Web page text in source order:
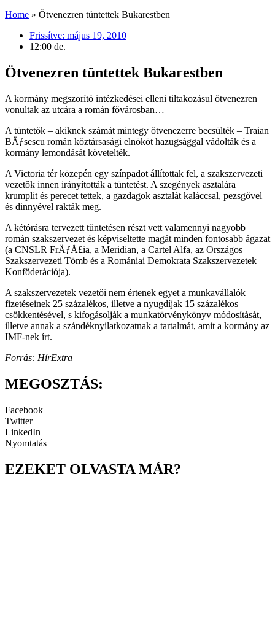
Home » Ötvenezren tüntettek Bukarestben
Frissítve: május 19, 2010
12:00 de.
Ötvenezren tüntettek Bukarestben
A kormány megszorító intézkedései elleni tiltakozásul ötvenezren
vonultak az utcára a román fővárosban…
A tüntetők – akiknek számát mintegy ötvenezerre becsülték – Traian
BÄƒsescu román köztársasági elnököt hazugsággal vádolták és a
kormány lemondását követelték.
A Victoria tér közepén egy színpadot állítottak fel, a szakszervezeti
vezetők innen irányították a tüntetést. A szegények asztalára
krumplit és perecet tettek, a gazdagok asztalát kaláccsal, pezsgővel
és dinnyével rakták meg.
A kétórásra tervezett tüntetésen részt vett valamennyi nagyobb
román szakszervezet és képviseltette magát minden fontosabb ágazat
(a CNSLR FrÄƒÅ£ia, a Meridian, a Cartel Alfa, az Országos
Szakszervezeti Tömb és a Romániai Demokrata Szakszervezetek
Konföderációja).
A szakszervezetek vezetői nem értenek egyet a munkavállalók
fizetéseinek 25 százalékos, illetve a nyugdíjak 15 százalékos
csökkentésével, s kifogásolják a munkatörvénykönyv módosítását,
illetve annak a szándéknyilatkozatnak a tartalmát, amit a kormány az
IMF-nek írt.
Forrás: HírExtra
MEGOSZTÁS:
Facebook
Twitter
LinkedIn
Nyomtatás
EZEKET OLVASTA MÁR?